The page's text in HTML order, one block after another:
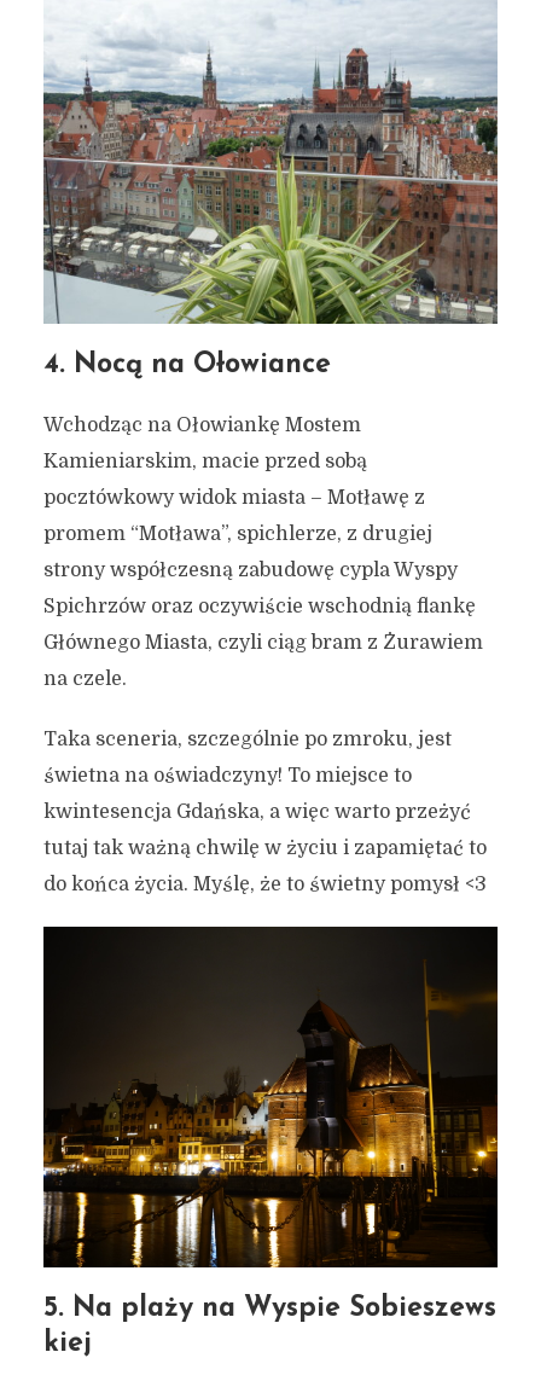
7 idealnych miejsc w
Gdańsku na zaręczyny
2 listopada 2023
4 min czytania
4. Nocą na Ołowiance
Wchodząc na Ołowiankę Mostem
Kamieniarskim, macie przed sobą
pocztówkowy widok miasta – Motławę z
promem “Motława”, spichlerze, z drugiej
strony współczesną zabudowę cypla Wyspy
Spichrzów oraz oczywiście wschodnią flankę
Głównego Miasta, czyli ciąg bram z Żurawiem
na czele.
Taka sceneria, szczególnie po zmroku, jest
świetna na oświadczyny! To miejsce to
kwintesencja Gdańska, a więc warto przeżyć
tutaj tak ważną chwilę w życiu i zapamiętać to
do końca życia. Myślę, że to świetny pomysł <3
5. Na plaży na Wyspie Sobieszews
kiej